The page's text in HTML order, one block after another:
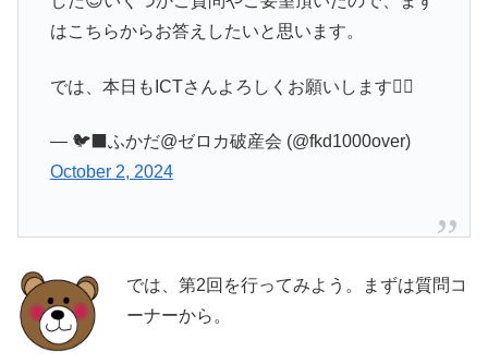
はこちらからお答えしたいと思います。
では、本日もICTさんよろしくお願いします🙇‍♂️
— 🐦‍⬛ふかだ@ゼロカ破産会 (@fkd1000over)
October 2, 2024
では、第2回を行ってみよう。まずは質問コ
ーナーから。